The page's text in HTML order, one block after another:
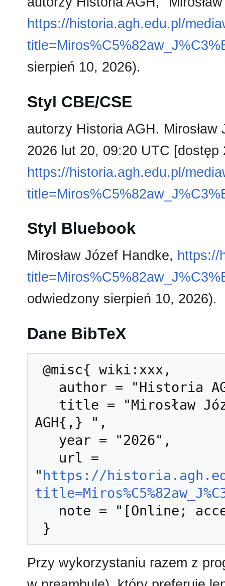
https://historia.agh.edu.pl/
sierpień 10, 2026).
Styl CBE/CSE
autorzy Historia AGH.
2026 lut 20, 09:20 UTC
https://historia.agh.edu.pl/
Styl Bluebook
Mirosław Józef Handke, https://
odwiedzony sierpień 10, 2026).
Dane BibTeX
AGH{,} ",
" https://
Przy wykorzystaniu razem z